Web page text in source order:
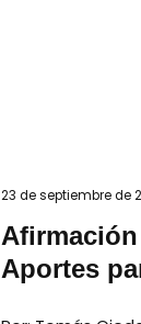
23 de septiembre de
Aportes